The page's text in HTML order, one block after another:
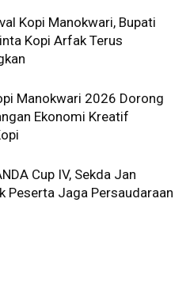
Kopi Manokwari, Bupati
Kopi Arfak Terus
Manokwari 2026 Dorong
Ekonomi Kreatif
Cup IV, Sekda Jan
Peserta Jaga Persaudaraan